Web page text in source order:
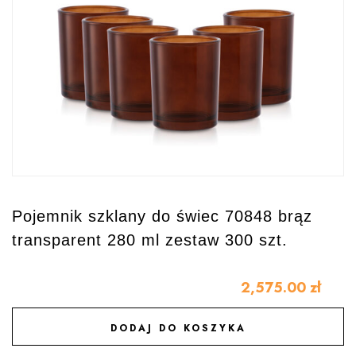
Pojemnik szklany do świec 70848 brąz
transparent 280 ml zestaw 300 szt.
2,575.00 zł
DODAJ DO KOSZYKA
DODAJ DO ULUBIONYCH